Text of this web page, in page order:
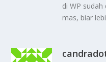
di WP sudah
mas, biar